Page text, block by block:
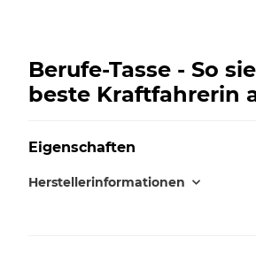
Berufe-Tasse - So
beste Kraftfahrerin
Eigenschaften
Herstellerinformationen